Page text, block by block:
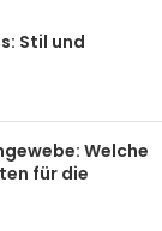
Stil und
Welche
für die